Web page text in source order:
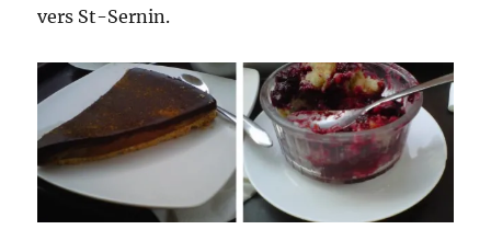
vers St-Sernin.